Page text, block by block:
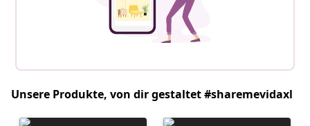
Unsere Produkte, von dir gestaltet #sharemevidaxl